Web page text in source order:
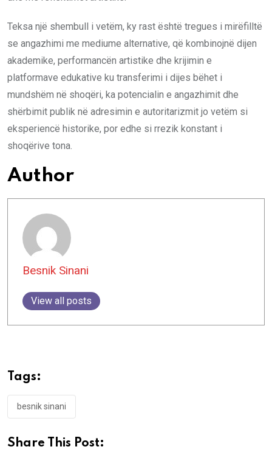
Teksa një shembull i vetëm, ky rast është tregues i mirëfilltë
se angazhimi me mediume alternative, që kombinojnë dijen
akademike, performancën artistike dhe krijimin e
platformave edukative ku transferimi i dijes bëhet i
mundshëm në shoqëri, ka potencialin e angazhimit dhe
shërbimit publik në adresimin e autoritarizmit jo vetëm si
eksperiencë historike, por edhe si rrezik konstant i
shoqërive tona.
Author
Besnik Sinani
View all posts
Tags:
besnik sinani
Share This Post: